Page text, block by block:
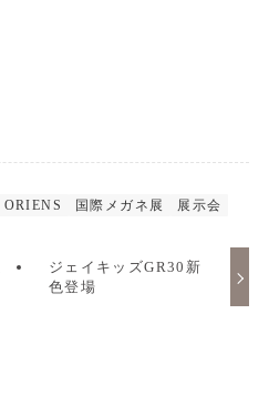
ORIENS 国際メガネ展 展示会
ジェイキッズGR30新
色登場